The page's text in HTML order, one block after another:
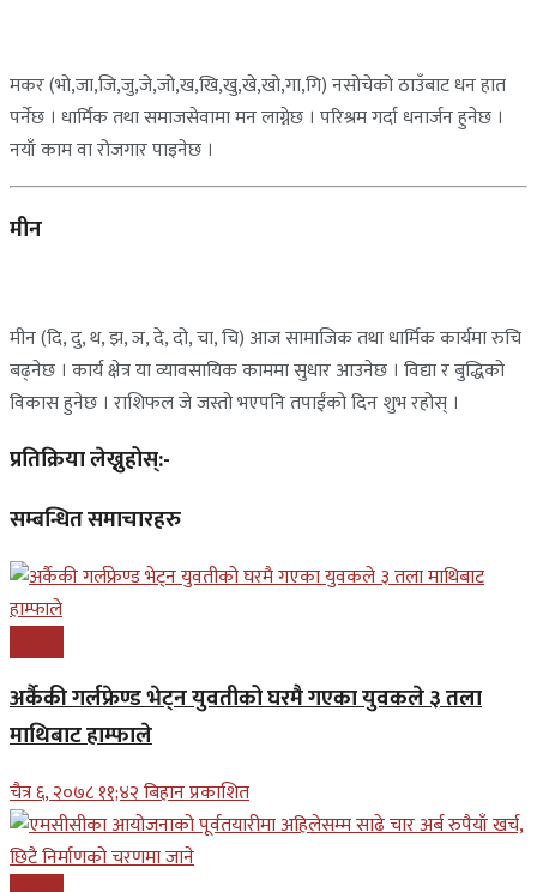
मकर (भो,जा,जि,जु,जे,जो,ख,खि,खु,खे,खो,गा,गि) नसोचेको ठाउँबाट धन हात
पर्नेछ । धार्मिक तथा समाजसेवामा मन लाग्नेछ । परिश्रम गर्दा धनार्जन हुनेछ ।
नयाँ काम वा रोजगार पाइनेछ ।
मीन
मीन (दि, दु, थ, झ, ञ, दे, दो, चा, चि) आज सामाजिक तथा धार्मिक कार्यमा रुचि
बढ्नेछ । कार्य क्षेत्र या व्यावसायिक काममा सुधार आउनेछ । विद्या र बुद्धिको
विकास हुनेछ । राशिफल जे जस्तो भएपनि तपाईंको दिन शुभ रहोस् ।
प्रतिक्रिया लेख्नुहोस्:-
सम्बन्धित समाचारहरु
अर्कैकी गर्लफ्रेण्ड भेट्न युवतीको घरमै गएका युवकले ३ तला
माथिबाट हाम्फाले
चैत्र ६, २०७८ ११;४२ बिहान प्रकाशित